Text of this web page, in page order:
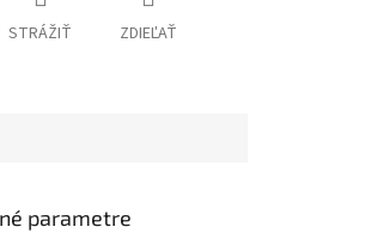
STRÁŽIŤ ZDIEĽAŤ
parametre